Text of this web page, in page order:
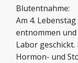
Blutentnahme:
Am 4.
entnommen
Labor
Hormon- und